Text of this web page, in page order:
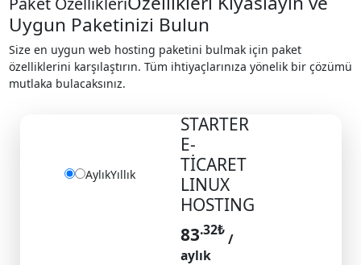
Uygun Paketinizi Bulun
Size en uygun web hosting paketini bulmak için paket
özelliklerini karşılaştırın. Tüm ihtiyaçlarınıza yönelik bir çözümü
mutlaka bulacaksınız.
AylıkYıllık
STARTER
E-
TİCARET
LINUX
HOSTING
83.32₺
/
aylık